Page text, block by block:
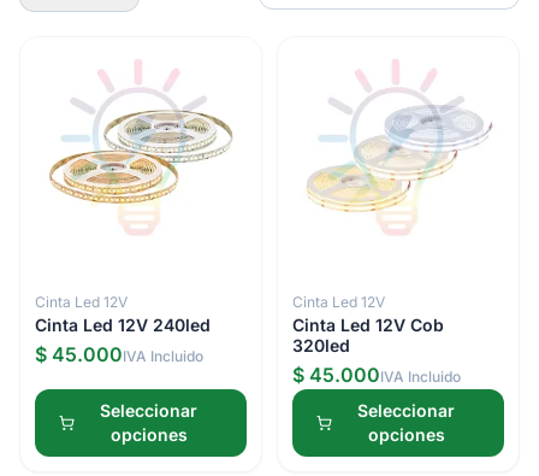
Cinta Led 12V
Cinta Led 12V 240led
$ 45.000IVA Incluido
Seleccionar
opciones
Cinta Led 12V
Cinta Led 12V Cob
320led
$ 45.000IVA Incluido
Seleccionar
opciones